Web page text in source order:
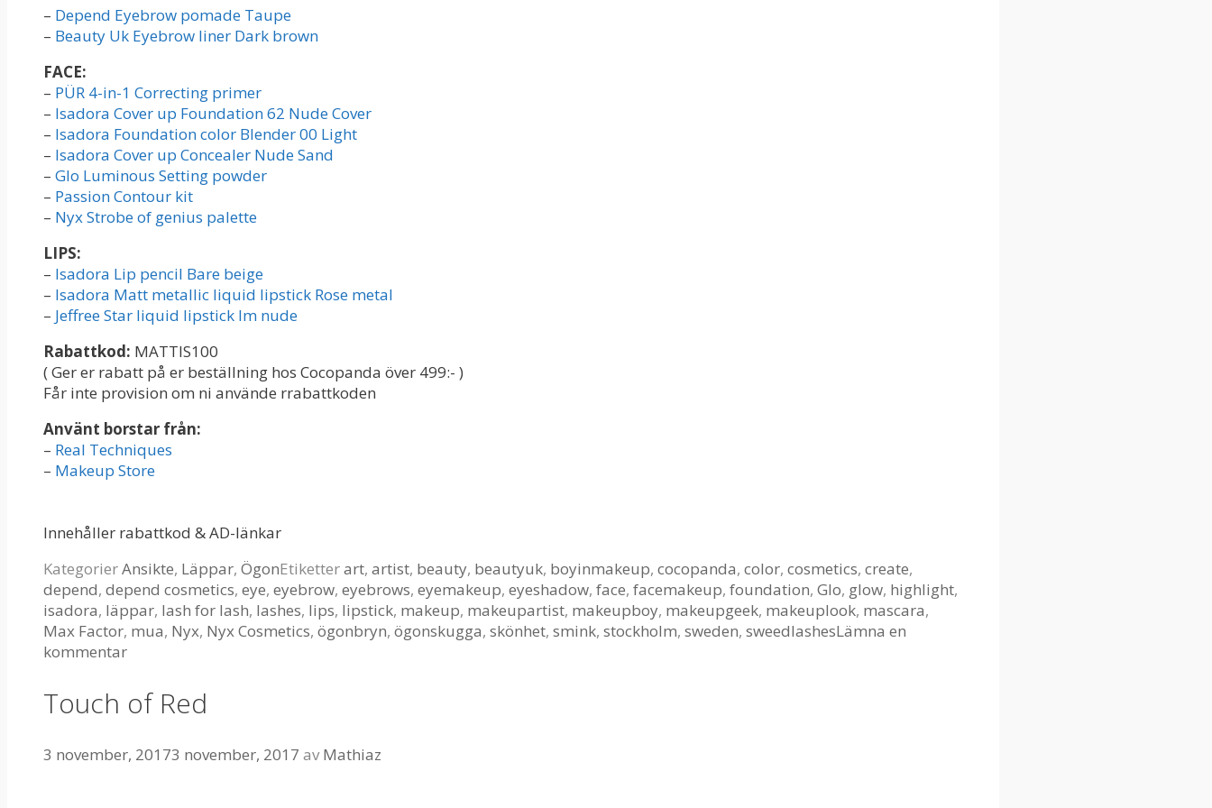
– Depend Eyebrow pomade Taupe
– Beauty Uk Eyebrow liner Dark brown
FACE:
– PÜR 4-in-1 Correcting primer
– Isadora Cover up Foundation 62 Nude Cover
– Isadora Foundation color Blender 00 Light
– Isadora Cover up Concealer Nude Sand
– Glo Luminous Setting powder
– Passion Contour kit
– Nyx Strobe of genius palette
LIPS:
– Isadora Lip pencil Bare beige
– Isadora Matt metallic liquid lipstick Rose metal
– Jeffree Star liquid lipstick Im nude
Rabattkod: MATTIS100
( Ger er rabatt på er beställning hos Cocopanda över 499:- )
Får inte provision om ni använde rrabattkoden
Använt borstar från:
– Real Techniques
– Makeup Store
Innehåller rabattkod & AD-länkar
KategorierAnsikte, Läppar, ÖgonEtiketterart, artist, beauty, beautyuk, boyinmakeup, cocopanda, color, cosmetics, create,
depend, depend cosmetics, eye, eyebrow, eyebrows, eyemakeup, eyeshadow, face, facemakeup, foundation, Glo, glow, highlight,
isadora, läppar, lash for lash, lashes, lips, lipstick, makeup, makeupartist, makeupboy, makeupgeek, makeuplook, mascara,
Max Factor, mua, Nyx, Nyx Cosmetics, ögonbryn, ögonskugga, skönhet, smink, stockholm, sweden, sweedlashesLämna en
kommentar
Touch of Red
3 november, 20173 november, 2017 avMathiaz